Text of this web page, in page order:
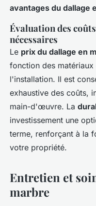
avantages du dallage
Évaluation des
nécessaires
Le prix du dallage en
fonction des
l'installation. Il est
exhaustive des coûts,
main-d'œuvre. La
investissement une
terme, renforçant à la
votre propriété.
Entretien et
marbre